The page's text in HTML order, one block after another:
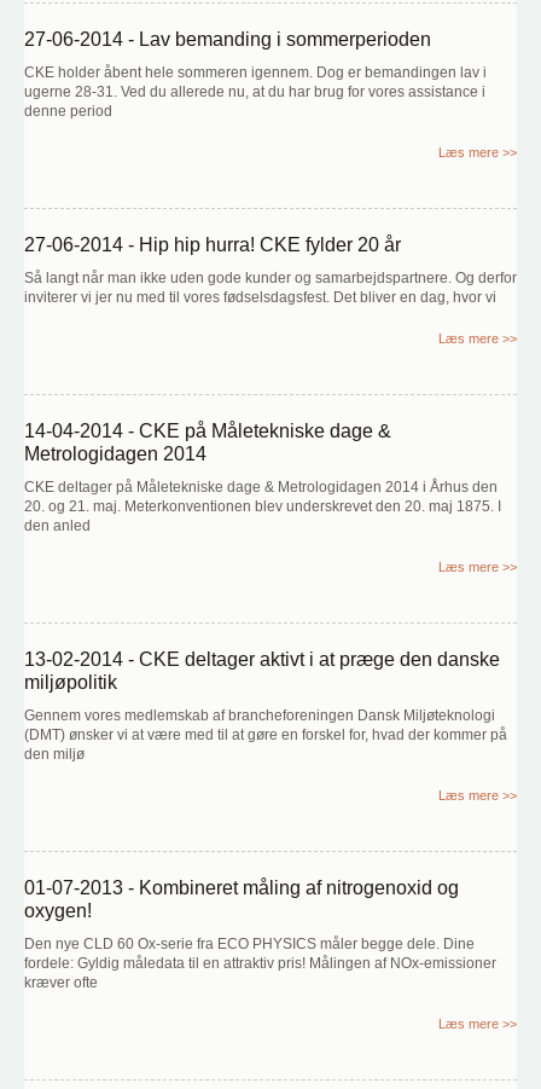
27-06-2014 - Lav bemanding i sommerperioden
CKE holder åbent hele sommeren igennem. Dog er bemandingen lav i
ugerne 28-31. Ved du allerede nu, at du har brug for vores assistance i
denne period
Læs mere >>
27-06-2014 - Hip hip hurra! CKE fylder 20 år
Så langt når man ikke uden gode kunder og samarbejdspartnere. Og derfor
inviterer vi jer nu med til vores fødselsdagsfest. Det bliver en dag, hvor vi
Læs mere >>
14-04-2014 - CKE på Måletekniske dage &
Metrologidagen 2014
CKE deltager på Måletekniske dage & Metrologidagen 2014 i Århus den
20. og 21. maj. Meterkonventionen blev underskrevet den 20. maj 1875. I
den anled
Læs mere >>
13-02-2014 - CKE deltager aktivt i at præge den danske
miljøpolitik
Gennem vores medlemskab af brancheforeningen Dansk Miljøteknologi
(DMT) ønsker vi at være med til at gøre en forskel for, hvad der kommer på
den miljø
Læs mere >>
01-07-2013 - Kombineret måling af nitrogenoxid og
oxygen!
Den nye CLD 60 Ox-serie fra ECO PHYSICS måler begge dele. Dine
fordele: Gyldig måledata til en attraktiv pris! Målingen af NOx-emissioner
kræver ofte
Læs mere >>